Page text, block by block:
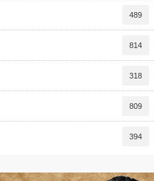
489
814
318
809
394